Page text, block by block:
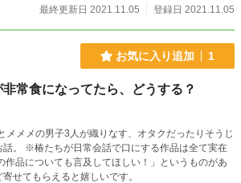
最終更新日 2021.11.05
登録日 2021.11.05
お気に入り追加 1
常食になってたら、どうする？
メメメの男子3人が織りなす、オタクだったりそうじ
全て実在
作品についても言及してほしい！」というものがあ
せてもらえると嬉しいです。